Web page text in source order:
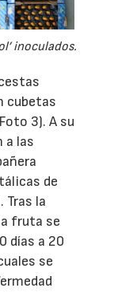
inoculados.
cubetas
3). A su
a las
de
la
fruta se
días a 20
se